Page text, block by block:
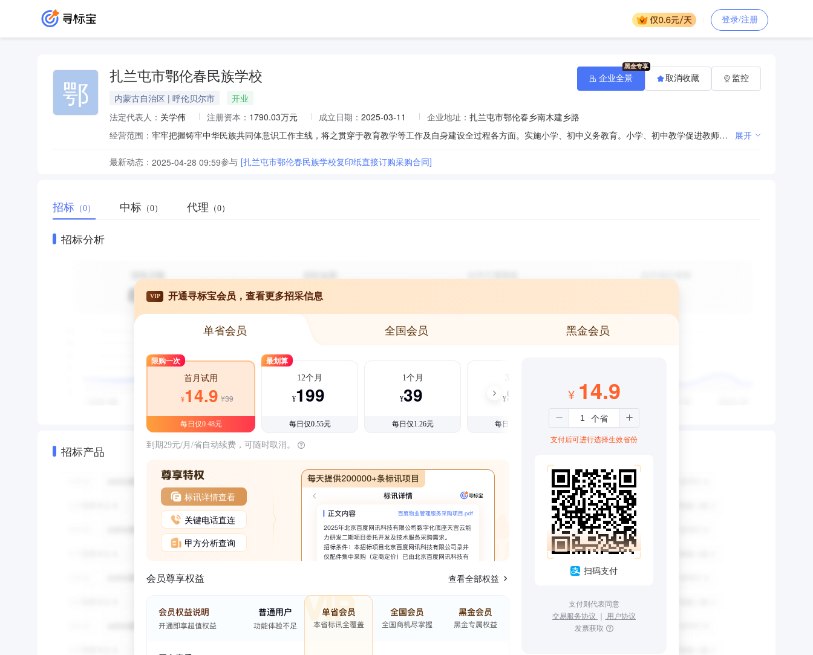
登录/注册
鄂 扎兰屯市鄂伦春民族学校
内蒙古自治区 | 呼伦贝尔市
开业
法定代表人： 关学伟 注册资本： 1790.03万元 成立日期： 2025-03-11 企业地址： 扎兰屯市鄂伦春乡南木建乡路
经营范围：
牢牢把握铸牢中华民族共同体意识工作主线，将之贯穿于教育教学等工作及自身建设全过程各方面。实施小学、初中义务教育。小学、初中教学促进教师专业化发展 展开
最新动态： 2025-04-28 09:59参与 [扎兰屯市鄂伦春民族学校复印纸直接订购采购合同]
企业全景 取消收藏 监控
招标 （0） 中标 （0） 代理 （0）
招标分析
招标产品
VIP 开通寻标宝会员，查看更多招采信息
单省会员 全国会员 黑金会员
限购一次
首月试用
¥14.9 ¥39
每日仅0.48元
最划算
12个月
¥199
每日仅0.55元
1个月
¥39
每日仅1.26元
3个月
¥99
每日仅1.08元
到期29元/月/省自动续费，可随时取消。
标讯详情查看
关键电话直连
甲方分析查询
会员尊享权益 查看全部权益
¥ 14.9
支付后可进行选择生效省份
扫码支付
支付则代表同意
交易服务协议 ｜ 用户协议
发票获取